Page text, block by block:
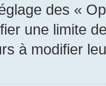
des «
une limite
à modifier